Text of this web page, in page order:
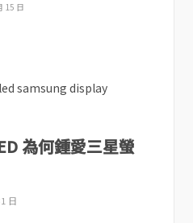
15 日
為何鍾愛三星螢
日